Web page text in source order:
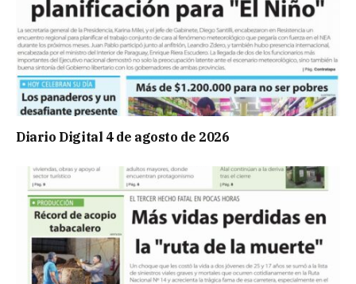
Diario Digital 4 de agosto de 2026